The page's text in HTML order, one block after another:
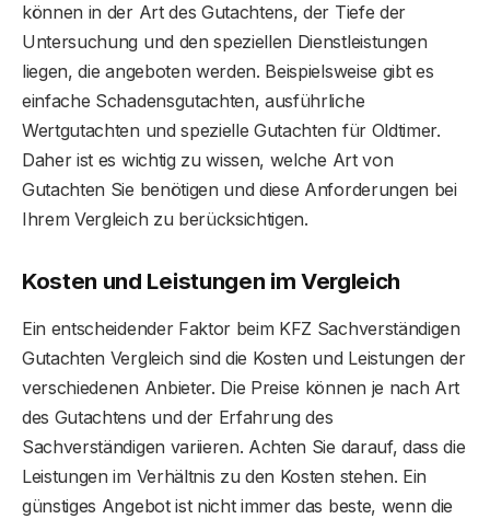
können in der Art des Gutachtens, der Tiefe der
Untersuchung und den speziellen Dienstleistungen
liegen, die angeboten werden. Beispielsweise gibt es
einfache Schadensgutachten, ausführliche
Wertgutachten und spezielle Gutachten für Oldtimer.
Daher ist es wichtig zu wissen, welche Art von
Gutachten Sie benötigen und diese Anforderungen bei
Ihrem Vergleich zu berücksichtigen.
Kosten und Leistungen im Vergleich
Ein entscheidender Faktor beim KFZ Sachverständigen
Gutachten Vergleich sind die Kosten und Leistungen der
verschiedenen Anbieter. Die Preise können je nach Art
des Gutachtens und der Erfahrung des
Sachverständigen variieren. Achten Sie darauf, dass die
Leistungen im Verhältnis zu den Kosten stehen. Ein
günstiges Angebot ist nicht immer das beste, wenn die